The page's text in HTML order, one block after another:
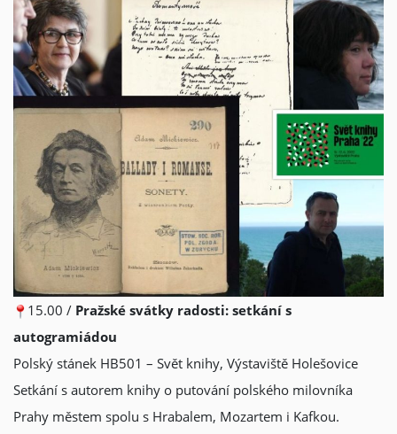
15.00 / Pražské svátky radosti: setkání s
autogramiádou
Polský stánek HB501 – Svět knihy, Výstaviště Holešovice
Setkání s autorem knihy o putování polského milovníka
Prahy městem spolu s Hrabalem, Mozartem i Kafkou.